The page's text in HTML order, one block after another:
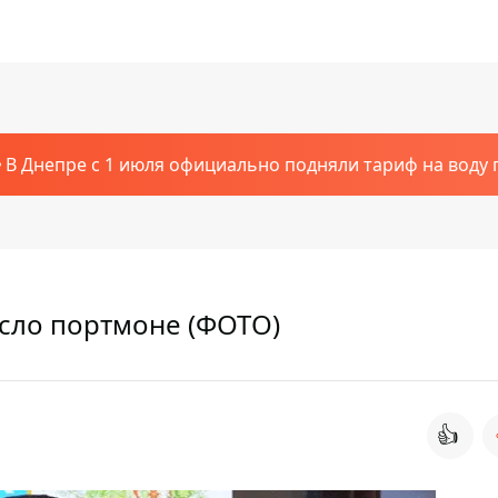
В Днепре с 1 июля официально подняли тариф на воду
портмоне (ФОТО)
👍